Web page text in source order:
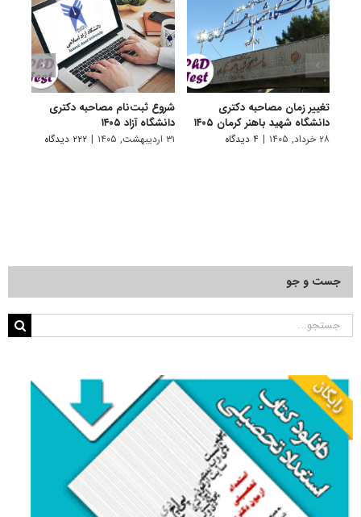
تغییر زمان مصاحبه دکتری
دانشگاه شهید باهنر کرمان ۱۴۰۵
۲۸ خرداد, ۱۴۰۵ | ۴ دیدگاه
شروع ثبت‌نام مصاحبه دکتری
دانشگاه آزاد ۱۴۰۵
۳۱ اردیبهشت, ۱۴۰۵ | ۲۲۲ دیدگاه
جست و جو
جستجو